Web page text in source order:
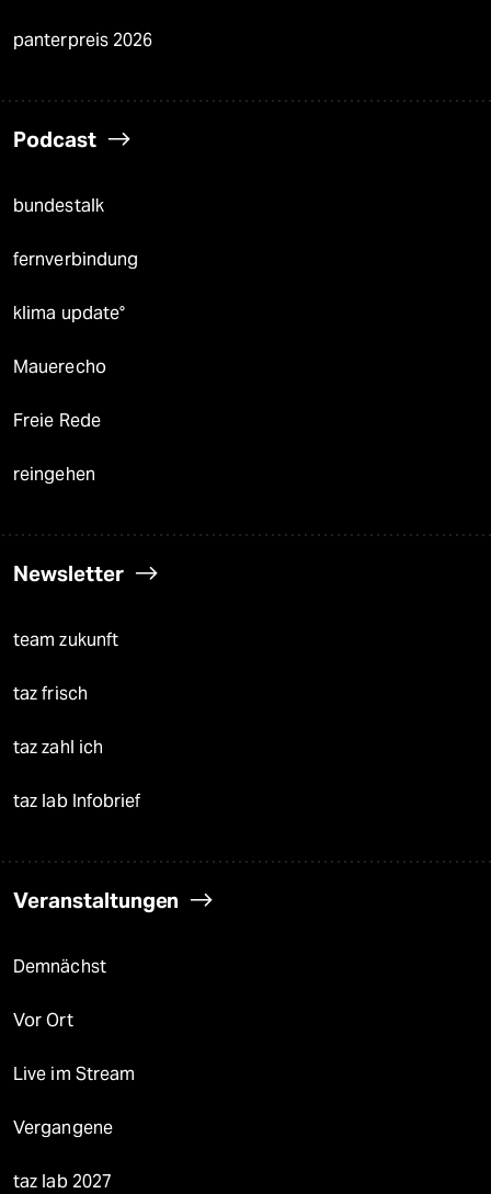
panterpreis 2026
Podcast
bundestalk
fernverbindung
klima update°
Mauerecho
Freie Rede
reingehen
Newsletter
team zukunft
taz frisch
taz zahl ich
taz lab Infobrief
Veranstaltungen
Demnächst
Vor Ort
Live im Stream
Vergangene
taz lab 2027